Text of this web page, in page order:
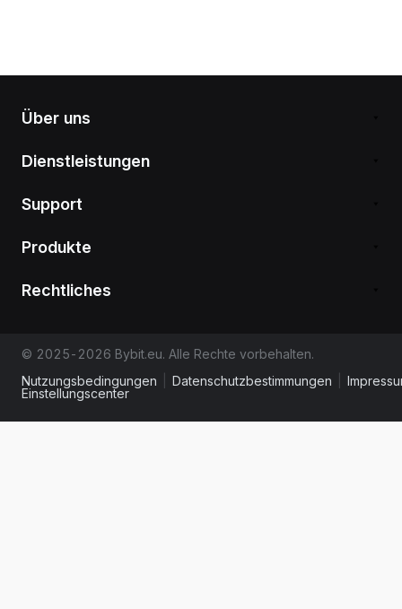
Über uns
Dienstleistungen
Support
Produkte
Rechtliches
© 2025-2026 Bybit.eu. Alle Rechte vorbehalten.
Nutzungsbedingungen
Datenschutzbestimmungen
Einstellungscenter